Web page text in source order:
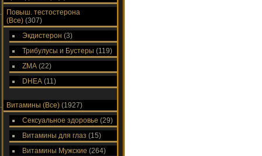
Повыш. тестостерона
(Все) (307)
Экдистерон (3)
Трибулусы и Бустеры (119)
ZMA (22)
DHEA (11)
Витамины (Все) (1927)
Сексуальное здоровье (29)
Витамины для глаз (15)
Витамины Мужские (264)